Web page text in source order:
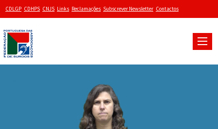
CDLGP CDHPS CNJS Links Reclamações Subscrever Newsletter Contactos
Toggle